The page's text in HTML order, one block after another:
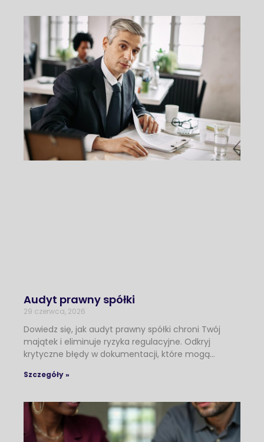
Audyt prawny spółki
29 czerwca, 2026
Dowiedz się, jak audyt prawny spółki chroni Twój
majątek i eliminuje ryzyka regulacyjne. Odkryj
krytyczne błędy w dokumentacji, które mogą…
Szczegóły »